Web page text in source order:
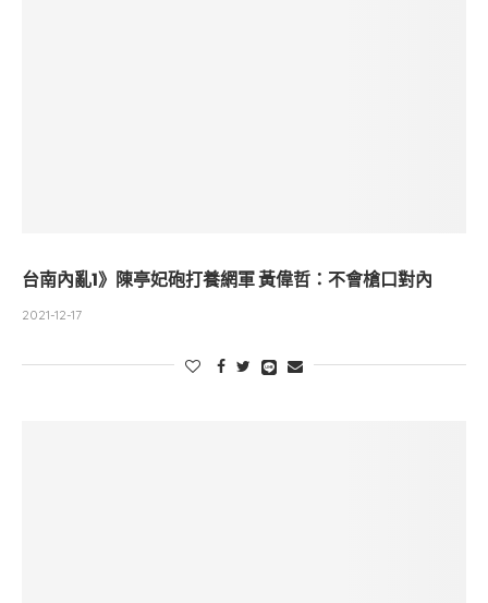
台南內亂1》陳亭妃砲打養網軍 黃偉哲：不會槍口對內
2021-12-17